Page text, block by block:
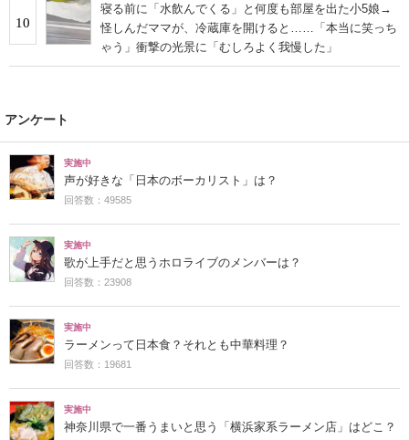
10
寝る前に「水飲んでくる」と何度も部屋を出た小5娘→
怪しんだママが、冷蔵庫を開けると……「本当に笑っち
ゃう」衝撃の光景に「むしろよく我慢した」
アンケート
実施中
声が好きな「日本のボーカリスト」は？
回答数：49585
実施中
歌が上手だと思うホロライブのメンバーは？
回答数：23908
実施中
ラーメンって日本食？それとも中華料理？
回答数：19681
実施中
神奈川県で一番うまいと思う「横浜家系ラーメン店」はどこ？